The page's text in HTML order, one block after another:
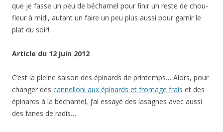
que je fasse un peu de béchamel pour finir un reste de chou-
fleur à midi, autant un faire un peu plus aussi pour garnir le
plat du soir!
Article du 12 juin 2012
C’est la pleine saison des épinards de printemps… Alors, pour
changer des cannelloni aux épinards et fromage frais et des
épinards à la béchamel, j’ai essayé des lasagnes avec aussi
des fanes de radis…